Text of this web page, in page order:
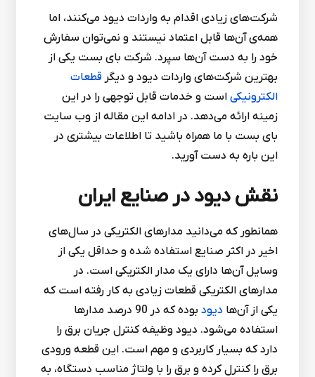
شرکت‌های زیادی اقدام به واردات دیود می‌کنند، اما
همه‌ی آن‌ها قابل اعتماد نیستند و نمی‌توان سفارش
خود را به دست آن‌ها سپرد. شرکت بای بست یکی از
بهترین شرکت‌های واردات دیود و دیگر قطعات
الکترونیکی است و خدمات قابل توجهی را در این
زمینه ارائه می‌‌دهد. در ادامه این مقاله از وب سایت
بای بست با ما همراه باشید تا اطلاعات بیشتری در
این باره به دست آورید.
نقش دیود در صنایع ایران
همانطور که می‌دانید مدارهای الکتریکی در سال‌های
اخیر در اکثر صنایع استفاده شده و حداقل یکی از
وسایل آن‌ها دارای یک مدار الکتریکی است. در
مدارهای الکتریکی قطعات زیادی به کار رفته است که
یکی از آن‌ها دیود
بوده که در 90 درصد مدارها
استفاده می‌شود. دیود وظیفه کنترل جریان برق را
دارد که بسیار کاربردی و مهم است. این قطعه ورودی
برق را کنترل کرده و برق را با ولتاژ مناسب دستگاه، به